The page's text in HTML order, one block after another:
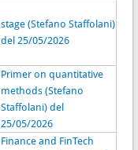
stage (Stefano Staffolani)
del 25/05/2026
Primer on quantitative
methods (Stefano
Staffolani) del
25/05/2026
Finance and FinTech